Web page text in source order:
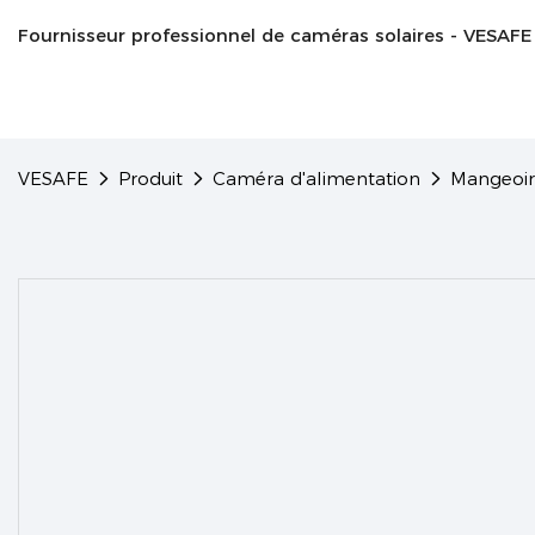
Fournisseur professionnel de caméras solaires - VESAFE
VESAFE Produit Caméra d'alimentation